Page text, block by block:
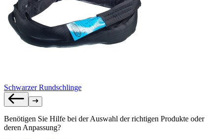
Schwarzer Rundschlinge
Benötigen Sie Hilfe bei der Auswahl der richtigen Produkte oder
deren Anpassung?